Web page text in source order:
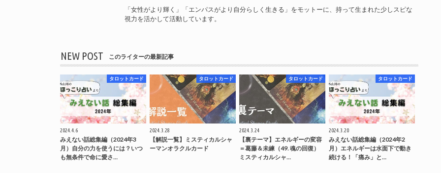
「女性がより輝く」「エンパスがより自分らしく生きる」をモットーに、持って生まれた少しスピな
視力を活かして活動しています。
NEW POST このライターの最新記事
タロットカード
2024.4.6
みえない話総集編（2024年3
月）自分の力を使うには？いつ
も無条件で命に愛さ…
タロットカード
2024.3.28
【解説一覧】ミスティカルシャ
ーマンオラクルカード
タロットカード
2024.3.24
【裏テーマ】エネルギーの変容
＝葛藤＆未練（49. 魂の回復）
ミスティカルシャ…
タロットカード
2024.3.20
みえない話総集編（2024年2
月）エネルギーは水面下で動き
続ける！「痛み」と…